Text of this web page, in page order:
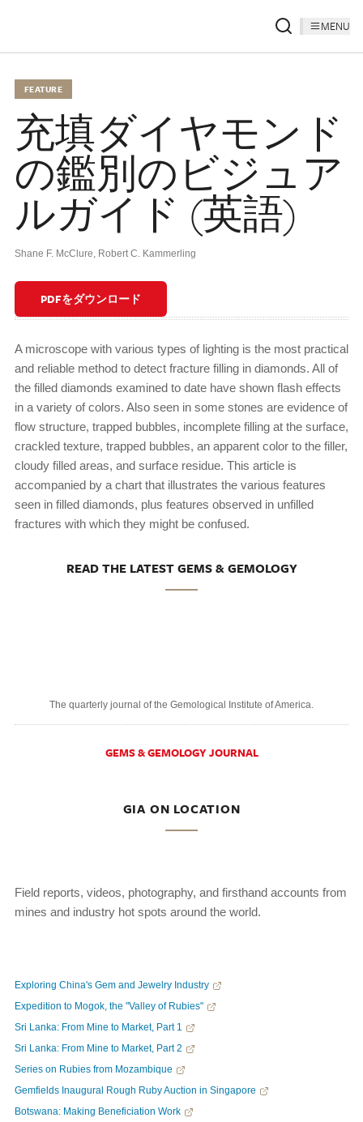
MENU
FEATURE
充填ダイヤモンド
の鑑別のビジュア
ルガイド (英語)
Shane F. McClure, Robert C. Kammerling
PDFをダウンロード
A microscope with various types of lighting is the most practical
and reliable method to detect fracture filling in diamonds. All of
the filled diamonds examined to date have shown flash effects
in a variety of colors. Also seen in some stones are evidence of
flow structure, trapped bubbles, incomplete filling at the surface,
crackled texture, trapped bubbles, an apparent color to the filler,
cloudy filled areas, and surface residue. This article is
accompanied by a chart that illustrates the various features
seen in filled diamonds, plus features observed in unfilled
fractures with which they might be confused.
READ THE LATEST GEMS & GEMOLOGY
The quarterly journal of the Gemological Institute of America.
GEMS & GEMOLOGY JOURNAL
GIA ON LOCATION
Field reports, videos, photography, and firsthand accounts from
mines and industry hot spots around the world.
Exploring China's Gem and Jewelry Industry
Expedition to Mogok, the "Valley of Rubies"
Sri Lanka: From Mine to Market, Part 1
Sri Lanka: From Mine to Market, Part 2
Series on Rubies from Mozambique
Gemfields Inaugural Rough Ruby Auction in Singapore
Botswana: Making Beneficiation Work